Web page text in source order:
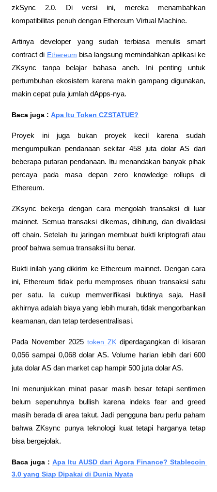
zkSync 2.0. Di versi ini, mereka menambahkan
kompatibilitas penuh dengan Ethereum Virtual Machine.
Artinya developer yang sudah terbiasa menulis smart
contract di Ethereum bisa langsung memindahkan aplikasi ke
ZKsync tanpa belajar bahasa aneh. Ini penting untuk
pertumbuhan ekosistem karena makin gampang digunakan,
makin cepat pula jumlah dApps-nya.
Baca juga : Apa Itu Token CZSTATUE?
Proyek ini juga bukan proyek kecil karena sudah
mengumpulkan pendanaan sekitar 458 juta dolar AS dari
beberapa putaran pendanaan. Itu menandakan banyak pihak
percaya pada masa depan zero knowledge rollups di
Ethereum.
ZKsync bekerja dengan cara mengolah transaksi di luar
mainnet. Semua transaksi dikemas, dihitung, dan divalidasi
off chain. Setelah itu jaringan membuat bukti kriptografi atau
proof bahwa semua transaksi itu benar.
Bukti inilah yang dikirim ke Ethereum mainnet. Dengan cara
ini, Ethereum tidak perlu memproses ribuan transaksi satu
per satu. Ia cukup memverifikasi buktinya saja. Hasil
akhirnya adalah biaya yang lebih murah, tidak mengorbankan
keamanan, dan tetap terdesentralisasi.
Pada November 2025 token ZK diperdagangkan di kisaran
0,056 sampai 0,068 dolar AS. Volume harian lebih dari 600
juta dolar AS dan market cap hampir 500 juta dolar AS.
Ini menunjukkan minat pasar masih besar tetapi sentimen
belum sepenuhnya bullish karena indeks fear and greed
masih berada di area takut. Jadi pengguna baru perlu paham
bahwa ZKsync punya teknologi kuat tetapi harganya tetap
bisa bergejolak.
Baca juga : Apa Itu AUSD dari Agora Finance? Stablecoin
3.0 yang Siap Dipakai di Dunia Nyata